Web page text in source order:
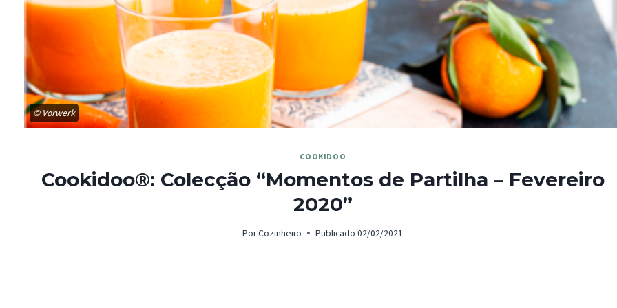
© Vorwerk
COOKIDOO
Cookidoo®: Colecção “Momentos de Partilha – Fevereiro
2020”
PorCozinheiro Publicado 02/02/2021